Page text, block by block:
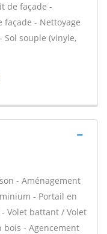
de façade -
façade - Nettoyage
souple (vinyle,
- Aménagement
- Portail en
Volet battant / Volet
bois - Agencement